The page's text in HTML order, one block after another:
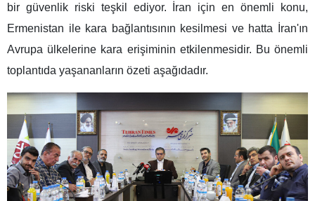
bir güvenlik riski teşkil ediyor. İran için en önemli konu,
Ermenistan ile kara bağlantısının kesilmesi ve hatta İran'ın
Avrupa ülkelerine kara erişiminin etkilenmesidir. Bu önemli
toplantıda yaşananların özeti aşağıdadır.